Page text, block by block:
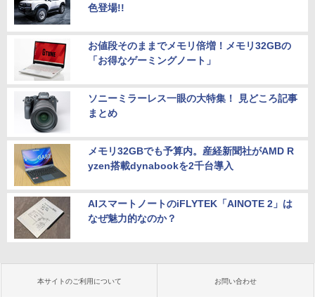
色登場!!
お値段そのままでメモリ倍増！メモリ32GBの
「お得なゲーミングノート」
ソニーミラーレス一眼の大特集！ 見どころ記事
まとめ
メモリ32GBでも予算内。産経新聞社がAMD R
yzen搭載dynabookを2千台導入
AIスマートノートのiFLYTEK「AINOTE 2」は
なぜ魅力的なのか？
本サイトのご利用について お問い合わせ